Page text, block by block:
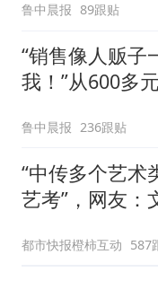
两，做成红烧辣
味道很好
鲁中晨报 89跟贴
“销售像人贩子
我！”从600多
后眼睛肿到流泪
糊
鲁中晨报 236跟贴
“中传多个艺术
艺考”，网友：
含金量还在持续
都市快报橙柿互动 587